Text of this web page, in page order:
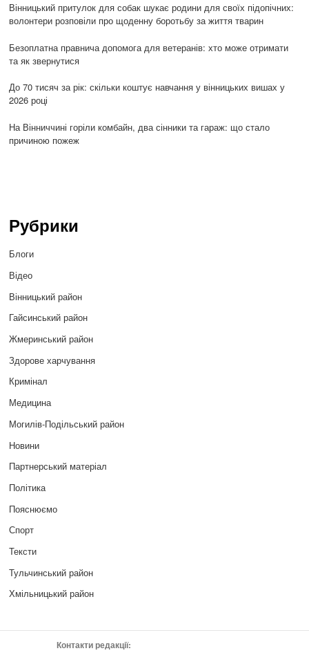
Вінницький притулок для собак шукає родини для своїх підопічних:
волонтери розповіли про щоденну боротьбу за життя тварин
Безоплатна правнича допомога для ветеранів: хто може отримати
та як звернутися
До 70 тисяч за рік: скільки коштує навчання у вінницьких вишах у
2026 році
На Вінниччині горіли комбайн, два сінники та гараж: що стало
причиною пожеж
Рубрики
Блоги
Відео
Вінницький район
Гайсинський район
Жмеринський район
Здорове харчування
Кримінал
Медицина
Могилів-Подільський район
Новини
Партнерський матеріал
Політика
Пояснюємо
Спорт
Тексти
Тульчинський район
Хмільницький район
Контакти редакції: